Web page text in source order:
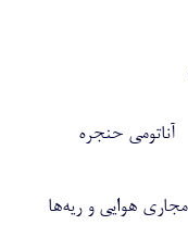
آناتومی حنجره
مجاری هوایی و ریه‌ها